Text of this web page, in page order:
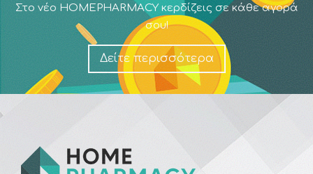
Στο νέο HOMEPHARMACY κερδίζεις σε κάθε αγορά
σου!
Δείτε περισσότερα